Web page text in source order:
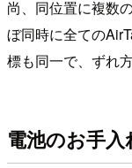
尚、同位置に複数
ぼ同時に全ての
標も同一で、ずれ
電池のお手入